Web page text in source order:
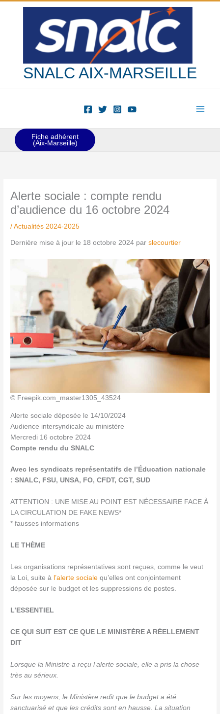
SNALC AIX-MARSEILLE
Fiche adhérent
(Aix-Marseille)
Alerte sociale : compte rendu
d’audience du 16 octobre 2024
/Actualités 2024-2025
Dernière mise à jour le 18 octobre 2024 parslecourtier
© Freepik.com_master1305_43524
Alerte sociale déposée le 14/10/2024
Audience intersyndicale au ministère
Mercredi 16 octobre 2024
Compte rendu du SNALC
Avec les syndicats représentatifs de l’Éducation nationale
: SNALC, FSU, UNSA, FO, CFDT, CGT, SUD
ATTENTION : UNE MISE AU POINT EST NÉCESSAIRE FACE À
LA CIRCULATION DE FAKE NEWS*
* fausses informations
LE THÈME
Les organisations représentatives sont reçues, comme le veut
la Loi, suite à l’alerte sociale qu’elles ont conjointement
déposée sur le budget et les suppressions de postes.
L’ESSENTIEL
CE QUI SUIT EST CE QUE LE MINISTÈRE A RÉELLEMENT
DIT
Lorsque la Ministre a reçu l’alerte sociale, elle a pris la chose
très au sérieux.
Sur les moyens, le Ministère redit que le budget a été
sanctuarisé et que les crédits sont en hausse. La situation